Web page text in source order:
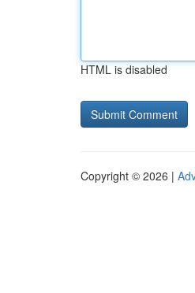
HTML is disabled
Copyright © 2026 |